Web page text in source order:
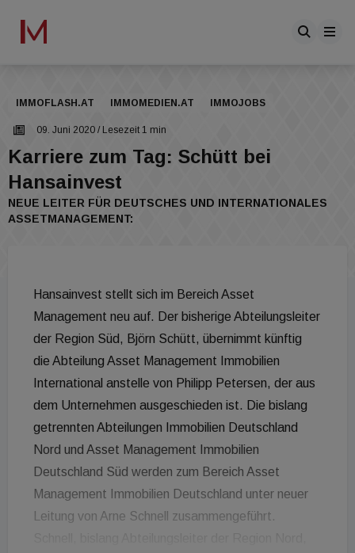
IMMOFLASH.AT IMMOMEDIEN.AT IMMOJOBS
09. Juni 2020 / Lesezeit 1 min
Karriere zum Tag: Schütt bei
Hansainvest
NEUE LEITER FÜR DEUTSCHES UND INTERNATIONALES
ASSETMANAGEMENT:
Hansainvest stellt sich im Bereich Asset
Management neu auf. Der bisherige Abteilungsleiter
der Region Süd, Björn Schütt, übernimmt künftig
die Abteilung Asset Management Immobilien
International anstelle von Philipp Petersen, der aus
dem Unternehmen ausgeschieden ist. Die bislang
getrennten Abteilungen Immobilien Deutschland
Nord und Asset Management Immobilien
Deutschland Süd werden zum Bereich Asset
Management Immobilien Deutschland unter neuer
Leitung von Arne Schnell zusammengeführt.